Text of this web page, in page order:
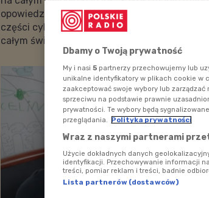
opowiedziała o kulisach swojej pracy,
części cyklu oraz o tym, dlaczego magiczne
całym świecie.
Dbamy o Twoją prywatność
My i nasi 5 partnerzy przechowujemy lub
unikalne identyfikatory w plikach cookie w
zaakceptować swoje wybory lub
sprzeciwu na podstawie prawnie
prywatności. Te wybory będą
przeglądania. Polityka prywatności
Wraz z naszymi partnerami
Użycie dokładnych danych
identyfikacji. Przechowywanie informacji
treści, pomiar reklam i treści, badnie
Lista partnerów (dostawców)